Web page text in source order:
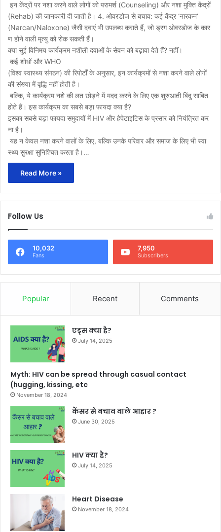
इन केंद्रों पर नशा करने वाले लोगों को परामर्श (Counseling) और नशा मुक्ति केंद्रों
(Rehab) की जानकारी दी जाती है। 4. ओवरडोज से बचाव: कई केंद्र ‘नारकन’
(Narcan/Naloxone) जैसी दवाएं भी उपलब्ध कराते हैं, जो ड्रग ओवरडोज के कार
ण होने वाली मृत्यु को रोक सकती हैं।
क्या सुई विनिमय कार्यक्रम नशीली दवाओं के सेवन को बढ़ावा देते हैं? नहीं।
कई शोधों और WHO
(विश्व स्वास्थ्य संगठन) की रिपोर्टों के अनुसार, इन कार्यक्रमों से नशा करने वाले लोगों
की संख्या में वृद्धि नहीं होती है।
बल्कि, ये कार्यक्रम नशे की लत छोड़ने में मदद करने के लिए एक शुरुआती बिंदु साबित
होते हैं। इस कार्यक्रम का सबसे बड़ा फायदा क्या है?
इसका सबसे बड़ा फायदा समुदायों में HIV और हेपेटाइटिस के प्रसार को नियंत्रित कर
ना है।
यह न केवल नशा करने वालों के लिए, बल्कि उनके परिवार और समाज के लिए भी स्वा
स्थ्य सुरक्षा सुनिश्चित करता है।…
Read More »
Follow Us
10,032
Fans
7,950
Subscribers
Popular Recent Comments
एड्स क्या है?
July 14, 2025
Myth: HIV can be spread through casual contact
(hugging, kissing, etc
November 18, 2024
कैंसर से बचाव वाले आहार ?
June 30, 2025
HIV क्या है?
July 14, 2025
Heart Disease
November 18, 2024